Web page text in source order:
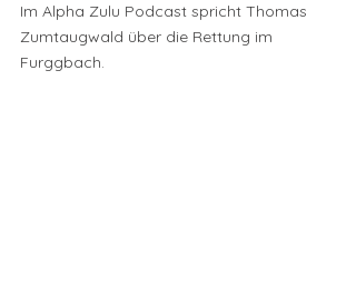
Im Alpha Zulu Podcast spricht Thomas
Zumtaugwald über die Rettung im
Furggbach.